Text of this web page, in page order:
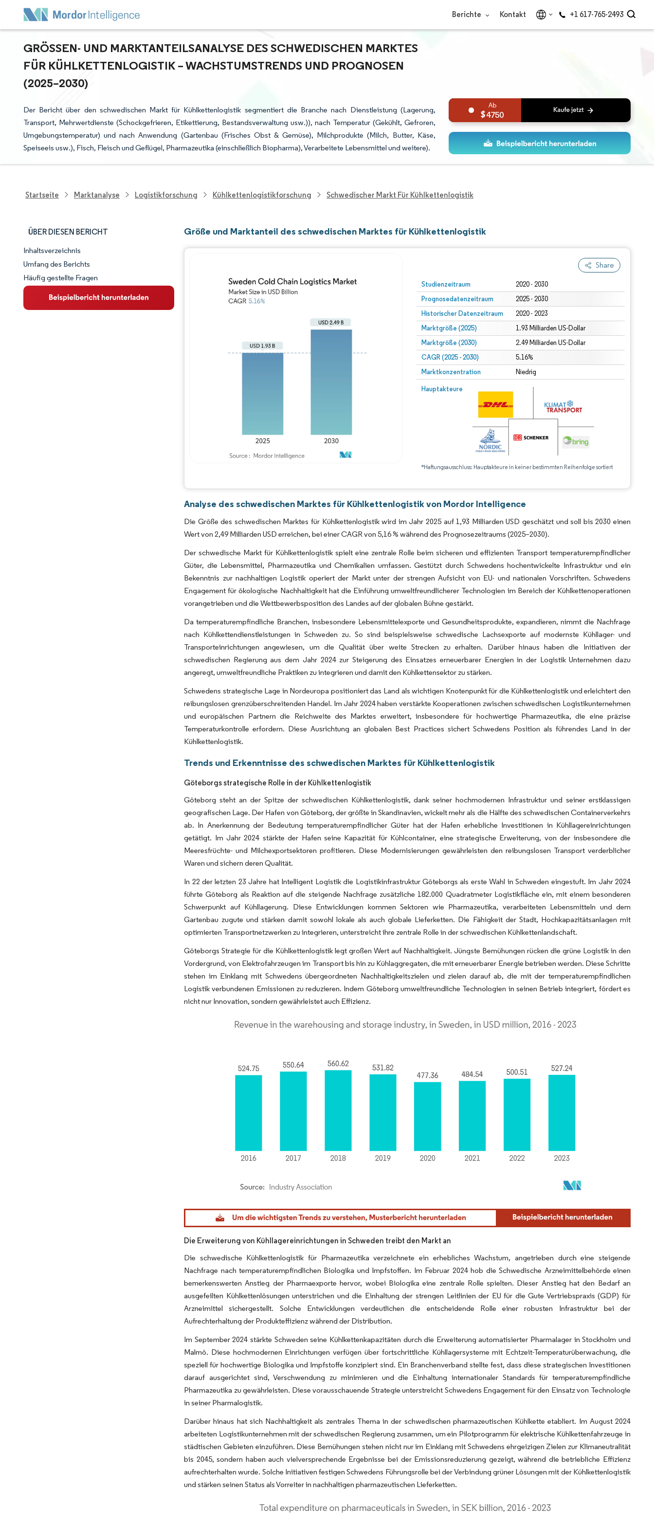
Berichte Kontakt +1 617-765-2493
GRÖSSEN- UND MARKTANTEILSANALYSE DES SCHWEDISCHEN MARKTES F
ÜR KÜHLKETTENLOGISTIK – WACHSTUMSTRENDS UND PROGNOSEN (
2025–2030)
Der Bericht über den schwedischen Markt für Kühlkettenlogistik segmentiert die Branche nach Dienstleistung (Lagerung,
Transport, Mehrwertdienste (Schockgefrieren, Etikettierung, Bestandsverwaltung usw.)), nach Temperatur (Gekühlt, Gefroren,
Umgebungstemperatur) und nach Anwendung (Gartenbau (Frisches Obst & Gemüse), Milchprodukte (Milch, Butter, Käse,
Speiseeis usw.), Fisch, Fleisch und Geflügel, Pharmazeutika (einschließlich Biopharma), Verarbeitete Lebensmittel und weitere).
4750
Startseite Marktanalyse Logistikforschung Kühlkettenlogistikforschung Schwedischer Markt Für Kühlkettenlogistik
ÜBER DIESEN BERICHT
Marktschnappschuss
Marktübersicht
Wichtige Markttrends
Inhaltsverzeichnis
Umfang des Berichts
Häufig gestellte Fragen
Größe und Marktanteil des schwedischen Marktes für Kühlkettenlogistik
Share
Studienzeitraum 2020 - 2030
Prognosedatenzeitraum 2025 - 2030
Historischer Datenzeitraum 2020 - 2023
Marktgröße (2025) 1.93 Milliarden US-Dollar
Marktgröße (2030) 2.49 Milliarden US-Dollar
CAGR (2025 - 2030) 5.16%
Marktkonzentration Niedrig
Hauptakteure
*Haftungsausschluss: Hauptakteure in keiner bestimmten Reihenfolge sortiert
Bild © Mordor Intelligence. Wiederverwendung erfordert Namensnennung gemäß CC BY 4.0.
Analyse des schwedischen Marktes für Kühlkettenlogistik von Mordor Intelligence
Die Größe des schwedischen Marktes für Kühlkettenlogistik wird im Jahr 2025 auf 1,93 Milliarden USD geschätzt und soll bis 2030 einen
Wert von 2,49 Milliarden USD erreichen, bei einer CAGR von 5,16 % während des Prognosezeitraums (2025–2030).
Der schwedische Markt für Kühlkettenlogistik spielt eine zentrale Rolle beim sicheren und effizienten Transport temperaturempfindlicher
Güter, die Lebensmittel, Pharmazeutika und Chemikalien umfassen. Gestützt durch Schwedens hochentwickelte Infrastruktur und ein
Bekenntnis zur nachhaltigen Logistik operiert der Markt unter der strengen Aufsicht von EU- und nationalen Vorschriften. Schwedens
Engagement für ökologische Nachhaltigkeit hat die Einführung umweltfreundlicherer Technologien im Bereich der Kühlkettenoperationen
vorangetrieben und die Wettbewerbsposition des Landes auf der globalen Bühne gestärkt.
Da temperaturempfindliche Branchen, insbesondere Lebensmittelexporte und Gesundheitsprodukte, expandieren, nimmt die Nachfrage
nach Kühlkettendienstleistungen in Schweden zu. So sind beispielsweise schwedische Lachsexporte auf modernste Kühllager- und
Transporteinrichtungen angewiesen, um die Qualität über weite Strecken zu erhalten. Darüber hinaus haben die Initiativen der
schwedischen Regierung aus dem Jahr 2024 zur Steigerung des Einsatzes erneuerbarer Energien in der Logistik Unternehmen dazu
angeregt, umweltfreundliche Praktiken zu integrieren und damit den Kühlkettensektor zu stärken.
Schwedens strategische Lage in Nordeuropa positioniert das Land als wichtigen Knotenpunkt für die Kühlkettenlogistik und erleichtert den
reibungslosen grenzüberschreitenden Handel. Im Jahr 2024 haben verstärkte Kooperationen zwischen schwedischen Logistikunternehmen
und europäischen Partnern die Reichweite des Marktes erweitert, insbesondere für hochwertige Pharmazeutika, die eine präzise
Temperaturkontrolle erfordern. Diese Ausrichtung an globalen Best Practices sichert Schwedens Position als führendes Land in der
Kühlkettenlogistik.
Trends und Erkenntnisse des schwedischen Marktes für Kühlkettenlogistik
Göteborgs strategische Rolle in der Kühlkettenlogistik
Göteborg steht an der Spitze der schwedischen Kühlkettenlogistik, dank seiner hochmodernen Infrastruktur und seiner erstklassigen
geografischen Lage. Der Hafen von Göteborg, der größte in Skandinavien, wickelt mehr als die Hälfte des schwedischen Containerverkehrs
ab. In Anerkennung der Bedeutung temperaturempfindlicher Güter hat der Hafen erhebliche Investitionen in Kühllagereinrichtungen
getätigt. Im Jahr 2024 stärkte der Hafen seine Kapazität für Kühlcontainer, eine strategische Erweiterung, von der insbesondere die
Meeresfrüchte- und Milchexportsektoren profitieren. Diese Modernisierungen gewährleisten den reibungslosen Transport verderblicher
Waren und sichern deren Qualität.
In 22 der letzten 23 Jahre hat Intelligent Logistik die Logistikinfrastruktur Göteborgs als erste Wahl in Schweden eingestuft. Im Jahr 2024
führte Göteborg als Reaktion auf die steigende Nachfrage zusätzliche 182.000 Quadratmeter Logistikfläche ein, mit einem besonderen
Schwerpunkt auf Kühllagerung. Diese Entwicklungen kommen Sektoren wie Pharmazeutika, verarbeiteten Lebensmitteln und dem
Gartenbau zugute und stärken damit sowohl lokale als auch globale Lieferketten. Die Fähigkeit der Stadt, Hochkapazitätsanlagen mit
optimierten Transportnetzwerken zu integrieren, unterstreicht ihre zentrale Rolle in der schwedischen Kühlkettenlandschaft.
Göteborgs Strategie für die Kühlkettenlogistik legt großen Wert auf Nachhaltigkeit. Jüngste Bemühungen rücken die grüne Logistik in den
Vordergrund, von Elektrofahrzeugen im Transport bis hin zu Kühlaggregaten, die mit erneuerbarer Energie betrieben werden. Diese Schritte
stehen im Einklang mit Schwedens übergeordneten Nachhaltigkeitszielen und zielen darauf ab, die mit der temperaturempfindlichen
Logistik verbundenen Emissionen zu reduzieren. Indem Göteborg umweltfreundliche Technologien in seinen Betrieb integriert, fördert es
nicht nur Innovation, sondern gewährleistet auch Effizienz.
Bild © Mordor Intelligence. Wiederverwendung erfordert Namensnennung gemäß CC BY 4.0.
Die Erweiterung von Kühllagereinrichtungen in Schweden treibt den Markt an
Die schwedische Kühlkettenlogistik für Pharmazeutika verzeichnete ein erhebliches Wachstum, angetrieben durch eine steigende
Nachfrage nach temperaturempfindlichen Biologika und Impfstoffen. Im Februar 2024 hob die Schwedische Arzneimittelbehörde einen
bemerkenswerten Anstieg der Pharmaexporte hervor, wobei Biologika eine zentrale Rolle spielten. Dieser Anstieg hat den Bedarf an
ausgefeilten Kühlkettenlösungen unterstrichen und die Einhaltung der strengen Leitlinien der EU für die Gute Vertriebspraxis (GDP) für
Arzneimittel sichergestellt. Solche Entwicklungen verdeutlichen die entscheidende Rolle einer robusten Infrastruktur bei der
Aufrechterhaltung der Produkteffizienz während der Distribution.
Im September 2024 stärkte Schweden seine Kühlkettenkapazitäten durch die Erweiterung automatisierter Pharmalager in Stockholm und
Malmö. Diese hochmodernen Einrichtungen verfügen über fortschrittliche Kühllagersysteme mit Echtzeit-Temperaturüberwachung, die
speziell für hochwertige Biologika und Impfstoffe konzipiert sind. Ein Branchenverband stellte fest, dass diese strategischen Investitionen
darauf ausgerichtet sind, Verschwendung zu minimieren und die Einhaltung internationaler Standards für temperaturempfindliche
Pharmazeutika zu gewährleisten. Diese vorausschauende Strategie unterstreicht Schwedens Engagement für den Einsatz von Technologie
in seiner Pharmalogistik.
Darüber hinaus hat sich Nachhaltigkeit als zentrales Thema in der schwedischen pharmazeutischen Kühlkette etabliert. Im August 2024
arbeiteten Logistikunternehmen mit der schwedischen Regierung zusammen, um ein Pilotprogramm für elektrische Kühlkettenfahrzeuge in
städtischen Gebieten einzuführen. Diese Bemühungen stehen nicht nur im Einklang mit Schwedens ehrgeizigen Zielen zur Klimaneutralität
bis 2045, sondern haben auch vielversprechende Ergebnisse bei der Emissionsreduzierung gezeigt, während die betriebliche Effizienz
aufrechterhalten wurde. Solche Initiativen festigen Schwedens Führungsrolle bei der Verbindung grüner Lösungen mit der Kühlkettenlogistik
und stärken seinen Status als Vorreiter in nachhaltigen pharmazeutischen Lieferketten.